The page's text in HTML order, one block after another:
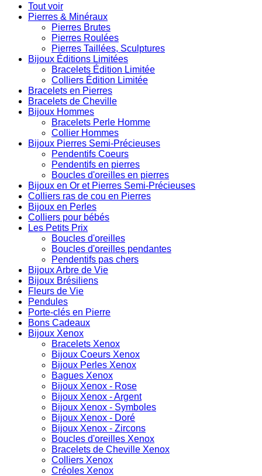
Tout voir
Pierres & Minéraux
Pierres Brutes
Pierres Roulées
Pierres Taillées, Sculptures
Bijoux Éditions Limitées
Bracelets Édition Limitée
Colliers Édition Limitée
Bracelets en Pierres
Bracelets de Cheville
Bijoux Hommes
Bracelets Perle Homme
Collier Hommes
Bijoux Pierres Semi-Précieuses
Pendentifs Coeurs
Pendentifs en pierres
Boucles d'oreilles en pierres
Bijoux en Or et Pierres Semi-Précieuses
Colliers ras de cou en Pierres
Bijoux en Perles
Colliers pour bébés
Les Petits Prix
Boucles d'oreilles
Boucles d'oreilles pendantes
Pendentifs pas chers
Bijoux Arbre de Vie
Bijoux Brésiliens
Fleurs de Vie
Pendules
Porte-clés en Pierre
Bons Cadeaux
Bijoux Xenox
Bracelets Xenox
Bijoux Coeurs Xenox
Bijoux Perles Xenox
Bagues Xenox
Bijoux Xenox - Rose
Bijoux Xenox - Argent
Bijoux Xenox - Symboles
Bijoux Xenox - Doré
Bijoux Xenox - Zircons
Boucles d'oreilles Xenox
Bracelets de Cheville Xenox
Colliers Xenox
Créoles Xenox